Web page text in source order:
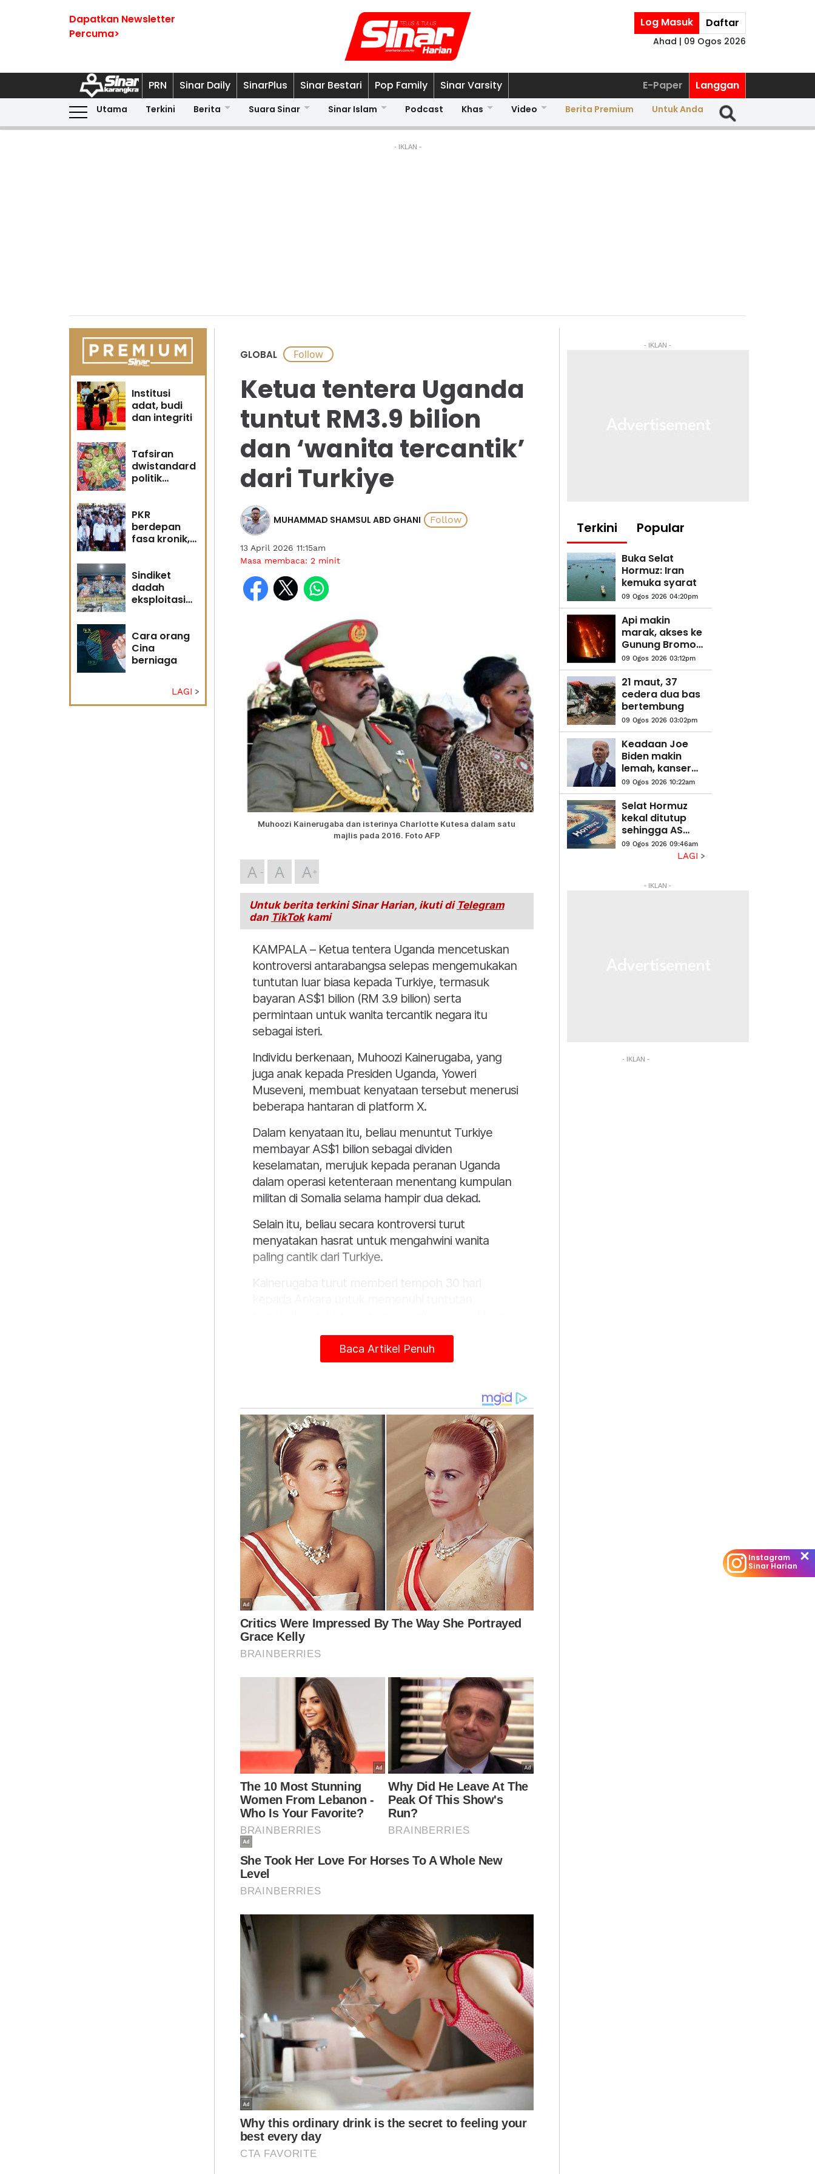
Dapatkan Newsletter
Percuma>
Log Masuk Daftar
Ahad | 09 Ogos 2026
PRN Sinar Daily SinarPlus Sinar Bestari Pop Family Sinar Varsity E-Paper Langgan
Utama Terkini Berita Suara Sinar Sinar Islam Podcast Khas Video Berita Premium Untuk Anda
- IKLAN -
Institusi
adat, budi
dan integriti
Tafsiran
dwistandard
politik
PKR
berdepan
fasa kronik,
memihak
Anwar?
Sindiket
dadah
eksploitasi
Cara orang
Cina
berniaga
LAGI
GLOBAL
Ketua tentera Uganda
tuntut RM3.9 bilion
dan ‘wanita tercantik’
dari Turkiye
MUHAMMAD SHAMSUL ABD GHANI
13 April 2026 11:15am
Masa membaca: 2 minit
Muhoozi Kainerugaba dan isterinya Charlotte Kutesa dalam satu
majlis pada 2016. Foto AFP
A A A
Untuk berita terkini Sinar Harian, ikuti di Telegram
dan TikTokkami
KAMPALA – Ketua tentera Uganda mencetuskan
kontroversi antarabangsa selepas mengemukakan
tuntutan luar biasa kepada Turkiye, termasuk
bayaran AS$1 bilion (RM 3.9 bilion) serta
permintaan untuk wanita tercantik negara itu
sebagai isteri.
Individu berkenaan, Muhoozi Kainerugaba, yang
juga anak kepada Presiden Uganda, Yoweri
Museveni, membuat kenyataan tersebut menerusi
beberapa hantaran di platform X.
Dalam kenyataan itu, beliau menuntut Turkiye
membayar AS$1 bilion sebagai dividen
keselamatan, merujuk kepada peranan Uganda
dalam operasi ketenteraan menentang kumpulan
militan di Somalia selama hampir dua dekad.
Selain itu, beliau secara kontroversi turut
menyatakan hasrat untuk mengahwini wanita
paling cantik dari Turkiye.
Kainerugaba turut memberi tempoh 30 hari
akan mengambil tindakan tegas jika ia diabaikan.
Antara langkah yang disebut termasuk menutup
penerbangan Turkish Airlines serta memutuskan
hubungan diplomatik.
“Jika Turkiye tidak menyelesaikan isu ini, kami akan
memutuskan hubungan dalam tempoh 30 hari,”
katanya.
daripada projek infrastruktur dan pengangkutan di
Somalia, sedangkan Uganda menanggung beban
utama dalam memerangi kumpulan militan seperti
Al-Shabaab di bawah misi Kesatuan Afrika.
Ini bukan kali pertama beliau mencetuskan
kontroversi.
Artikel Berkaitan:
Ketua Tentera Laut Iran sindir ancaman Trump sekat
Selat Hormuz
cetus fenomena luar biasa
PDRM tumpaskan 270 sindiket, RM3.1 bilion dadah
ekor lembu baka Ankole sebagai mas kahwin untuk
mengahwini Perdana Menteri Itali, Giorgia Meloni,
selain mengeluarkan kenyataan mengancam untuk
menawan Rom jika tawaran itu ditolak.
Baca Artikel Penuh
- IKLAN -
Terkini Popular
Buka Selat
Hormuz: Iran
kemuka syarat
09 Ogos 2026 04:20pm
Api makin
marak, akses ke
Gunung Bromo
ditutup
sepenuhnya
09 Ogos 2026 03:12pm
21 maut, 37
cedera dua bas
bertembung
09 Ogos 2026 03:02pm
Keadaan Joe
Biden makin
lemah, kanser
prostat
merebak ke
tulang
09 Ogos 2026 10:22am
Selat Hormuz
kekal ditutup
sehingga AS
penuhi tuntutan
09 Ogos 2026 09:46am
LAGI
- IKLAN -
- IKLAN -
Instagram
Sinar Harian